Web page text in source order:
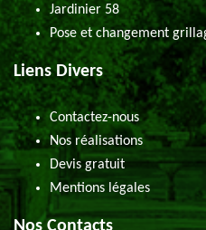
Jardinier 58
Pose et changement
Liens Divers
Contactez-nous
Nos réalisations
Devis gratuit
Mentions légales
Nos Contacts